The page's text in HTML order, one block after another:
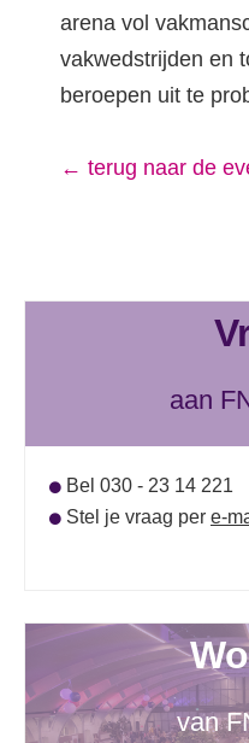
arena vol
vakwedstrijden en
beroepen uit te
← terug naar de
aan
Bel 030 - 23 14 221
Stel je vraag per e-
van